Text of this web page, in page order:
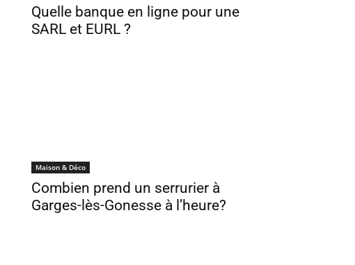
Quelle banque en ligne pour une
SARL et EURL ?
Maison & Déco
Combien prend un serrurier à
Garges-lès-Gonesse à l’heure?